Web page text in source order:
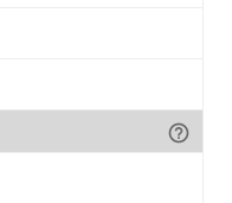
help_outline